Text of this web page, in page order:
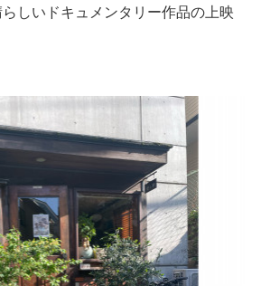
しいドキュメンタリー作品の上映